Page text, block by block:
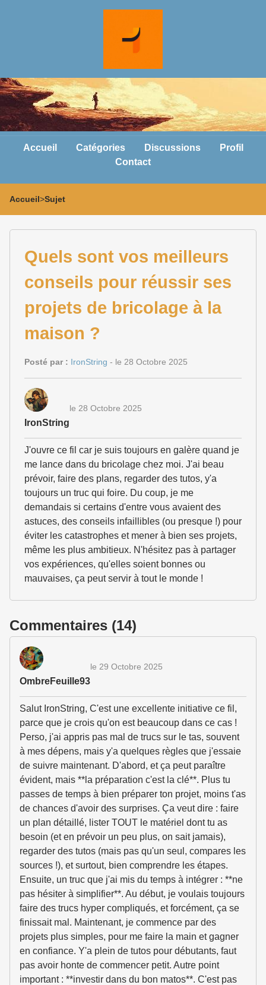
Accueil Catégories Discussions
Profil
Contact
Accueil>Sujet
Quels sont vos meilleurs
conseils pour réussir ses
projets de bricolage à la
maison ?
Posté par : IronString - le 28 Octobre 2025
IronString
le 28 Octobre 2025
J'ouvre ce fil car je suis toujours en galère quand je
me lance dans du bricolage chez moi. J'ai beau
prévoir, faire des plans, regarder des tutos, y'a
toujours un truc qui foire. Du coup, je me
demandais si certains d'entre vous avaient des
astuces, des conseils infaillibles (ou presque !) pour
éviter les catastrophes et mener à bien ses projets,
même les plus ambitieux. N'hésitez pas à partager
vos expériences, qu'elles soient bonnes ou
mauvaises, ça peut servir à tout le monde !
Commentaires (14)
OmbreFeuille93
le 29 Octobre 2025
Salut IronString, C'est une excellente initiative ce fil,
parce que je crois qu'on est beaucoup dans ce cas !
Perso, j'ai appris pas mal de trucs sur le tas, souvent
à mes dépens, mais y'a quelques règles que j'essaie
de suivre maintenant. D'abord, et ça peut paraître
évident, mais **la préparation c'est la clé**. Plus tu
passes de temps à bien préparer ton projet, moins t'as
de chances d'avoir des surprises. Ça veut dire : faire
un plan détaillé, lister TOUT le matériel dont tu as
besoin (et en prévoir un peu plus, on sait jamais),
regarder des tutos (mais pas qu'un seul, compares les
sources !), et surtout, bien comprendre les étapes.
Ensuite, un truc que j'ai mis du temps à intégrer : **ne
pas hésiter à simplifier**. Au début, je voulais toujours
faire des trucs hyper compliqués, et forcément, ça se
finissait mal. Maintenant, je commence par des
projets plus simples, pour me faire la main et gagner
en confiance. Y'a plein de tutos pour débutants, faut
pas avoir honte de commencer petit. Autre point
important : **investir dans du bon matos**. C'est pas